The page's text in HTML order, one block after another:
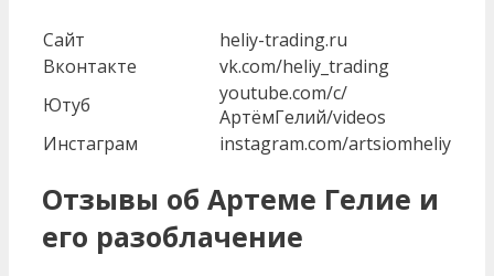
Сайт
heliy-trading.ru
Вконтакте
vk.com/heliy_trading
Ютуб
youtube.com/c/
АртёмГелий/videos
Инстаграм
instagram.com/artsiomheliy
Отзывы об Артеме Гелие и
его разоблачение